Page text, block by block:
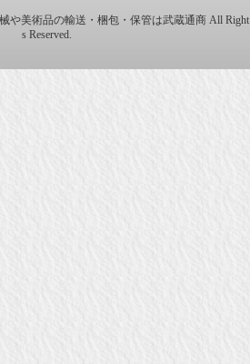
や美術品の輸送・梱包・保管は武蔵通商 All Right
s Reserved.